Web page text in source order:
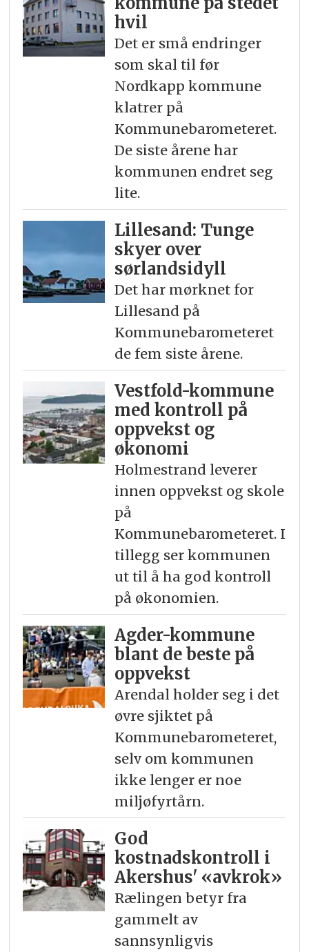
hvil
Det er små endringer
som skal til før
Nordkapp kommune
klatrer på
Kommunebarometeret.
De siste årene har
kommunen endret seg
lite.
Lillesand: Tunge
skyer over
sørlandsidyll
Det har mørknet for
Lillesand på
Kommunebarometeret
de fem siste årene.
Vestfold-kommune
med kontroll på
oppvekst og
økonomi
Holmestrand leverer
innen oppvekst og skole
på
Kommunebarometeret. I
tillegg ser kommunen
ut til å ha god kontroll
på økonomien.
Agder-kommune
blant de beste på
oppvekst
Arendal holder seg i det
øvre sjiktet på
Kommunebarometeret,
selv om kommunen
ikke lenger er noe
miljøfyrtårn.
God
kostnadskontroll i
Akershus' «avkrok»
Rælingen betyr fra
gammelt av
sannsynligvis